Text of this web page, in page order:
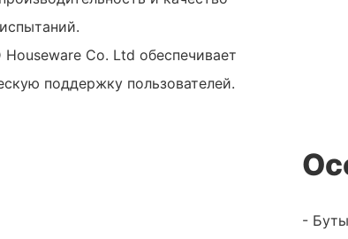
Co. Ltd обеспечивает
поддержку пользователей.
-